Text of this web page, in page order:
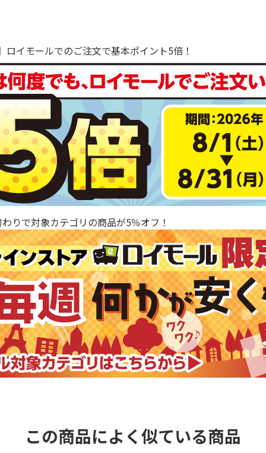
イモールでのご注文で基本ポイント5倍！
りで対象カテゴリの商品が5％オフ！
この商品によく似ている商品